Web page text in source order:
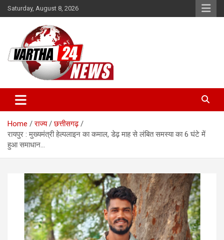
Skip
to
Saturday, August 8, 2026
Vartha 24
Home राज्य
छत्तीसगढ़
रायपुर : मुख्यमंत्री हेल्पलाइन का कमाल, डेढ़ माह से लंबित समस्या का 6 घंटे में
हुआ समाधान…